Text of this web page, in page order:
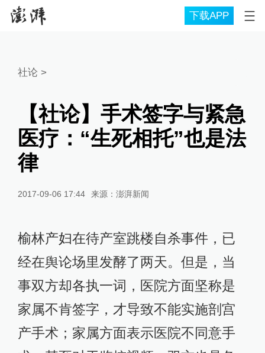
下载APP
社论 >
【社论】手术签字与紧急
医疗：“生死相托”也是法
律
2017-09-06 17:44 来源： 澎湃新闻
榆林产妇在待产室跳楼自杀事件，已
经在舆论场里发酵了两天。但是，当
事双方却各执一词，医院方面坚称是
家属不肯签字，才导致不能实施剖宫
产手术；家属方面表示医院不同意手